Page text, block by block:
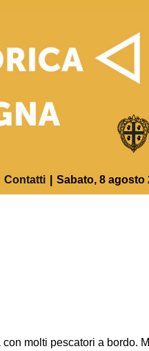
Contatti Sabato, 8 agosto
molti pescatori a